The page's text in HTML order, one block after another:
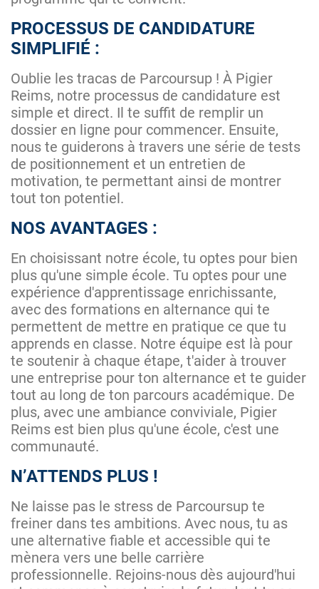
PROCESSUS DE CANDIDATURE
SIMPLIFIÉ :
Oublie les tracas de Parcoursup ! À Pigier
Reims, notre processus de candidature est
simple et direct. Il te suffit de remplir un
dossier en ligne pour commencer. Ensuite,
nous te guiderons à travers une série de tests
de positionnement et un entretien de
motivation, te permettant ainsi de montrer
tout ton potentiel.
NOS AVANTAGES :
En choisissant notre école, tu optes pour bien
plus qu'une simple école. Tu optes pour une
expérience d'apprentissage enrichissante,
avec des formations en alternance qui te
permettent de mettre en pratique ce que tu
apprends en classe. Notre équipe est là pour
te soutenir à chaque étape, t'aider à trouver
une entreprise pour ton alternance et te guider
tout au long de ton parcours académique. De
plus, avec une ambiance conviviale, Pigier
Reims est bien plus qu'une école, c'est une
communauté.
N’ATTENDS PLUS !
Ne laisse pas le stress de Parcoursup te
freiner dans tes ambitions. Avec nous, tu as
une alternative fiable et accessible qui te
mènera vers une belle carrière
professionnelle. Rejoins-nous dès aujourd'hui